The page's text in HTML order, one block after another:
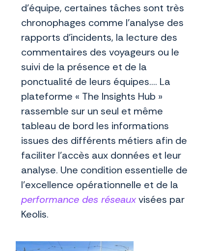
d’équipe, certaines tâches sont très
chronophages comme l’analyse des
rapports d’incidents, la lecture des
commentaires des voyageurs ou le
suivi de la présence et de la
ponctualité de leurs équipes…. La
plateforme « The Insights Hub »
rassemble sur un seul et même
tableau de bord les informations
issues des différents métiers afin de
faciliter l’accès aux données et leur
analyse. Une condition essentielle de
l’excellence opérationnelle et de la
performance des réseauxvisées par
Keolis.